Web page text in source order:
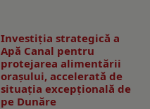
Investiția strategică a
Apă Canal pentru
protejarea alimentării
orașului, accelerată de
situația excepțională de
pe Dunăre